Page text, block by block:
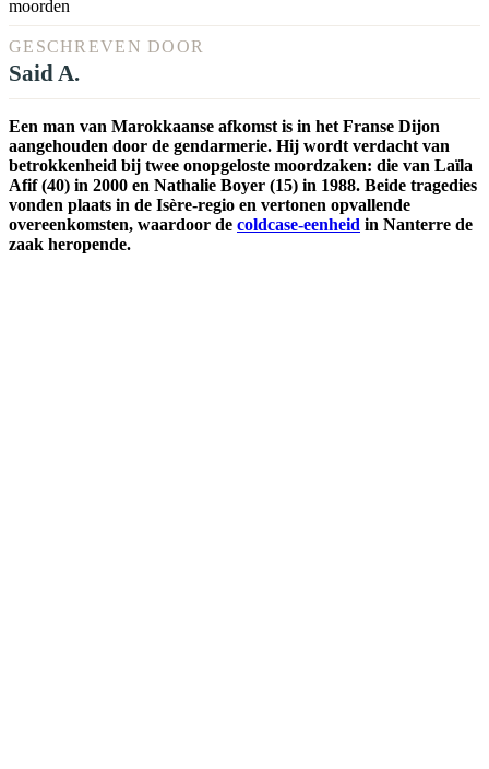
GESCHREVEN DOOR
Said A.
Een man van Marokkaanse afkomst is in het Franse Dijon
aangehouden door de gendarmerie. Hij wordt verdacht van
betrokkenheid bij twee onopgeloste moordzaken: die van Laïla
Afif (40) in 2000 en Nathalie Boyer (15) in 1988. Beide tragedies
vonden plaats in de Isère-regio en vertonen opvallende
overeenkomsten, waardoor de coldcase-eenheid in Nanterre de
zaak heropende.